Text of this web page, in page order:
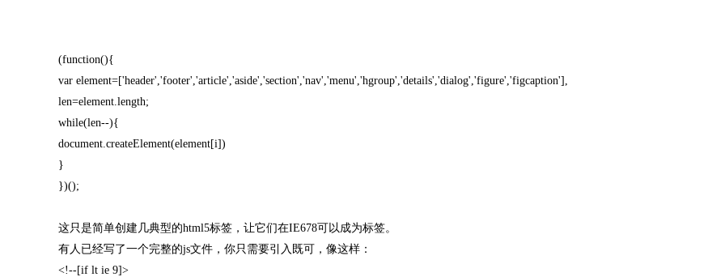
(function(){
var element=['header','footer','article','aside','section','nav','menu','hgroup','details','dialog','figure','figcaption'],
len=element.length;
while(len--){
document.createElement(element[i])
}
})();
这只是简单创建几典型的html5标签，让它们在IE678可以成为标签。
有人已经写了一个完整的js文件，你只需要引入既可，像这样：
<!--[if lt ie 9]>